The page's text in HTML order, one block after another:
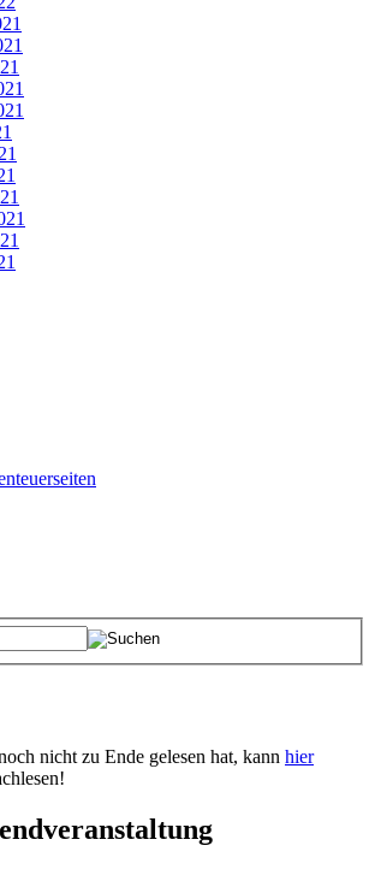
nicht zu Ende gelesen hat, kann hier